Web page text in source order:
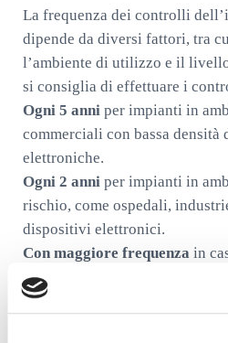
La frequenza dei controlli
dipende da diversi fattori, tra
l’ambiente di utilizzo e il
si consiglia di effettuare i
Ogni 5 anniper impianti in
commerciali con bassa densità
elettroniche.
Ogni 2 anniper impianti in
rischio, come ospedali,
dispositivi elettronici.
Con maggiore frequenzain
all’impianto o di eventi